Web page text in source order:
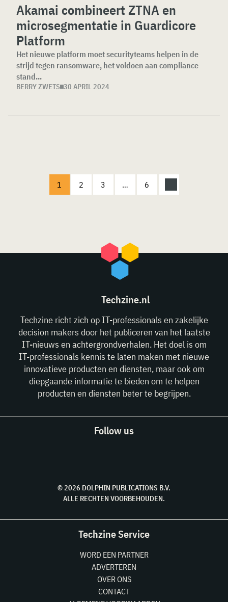
Akamai combineert ZTNA en
microsegmentatie in Guardicore
Platform
Het nieuwe platform moet securityteams helpen in de
strijd tegen ransomware, het voldoen aan compliance
stand...
BERRY ZWETS 30 APRIL 2024
1 2 3 … 6
Techzine.nl
Techzine richt zich op IT-professionals en zakelijke
decision makers door het publiceren van het laatste
IT-nieuws en achtergrondverhalen. Het doel is om
IT-professionals kennis te laten maken met nieuwe
innovatieve producten en diensten, maar ook om
diepgaande informatie te bieden om te helpen
producten en diensten beter te begrijpen.
Follow us
© 2026 DOLPHIN PUBLICATIONS B.V.
ALLE RECHTEN VOORBEHOUDEN.
Techzine Service
WORD EEN PARTNER
ADVERTEREN
OVER ONS
CONTACT